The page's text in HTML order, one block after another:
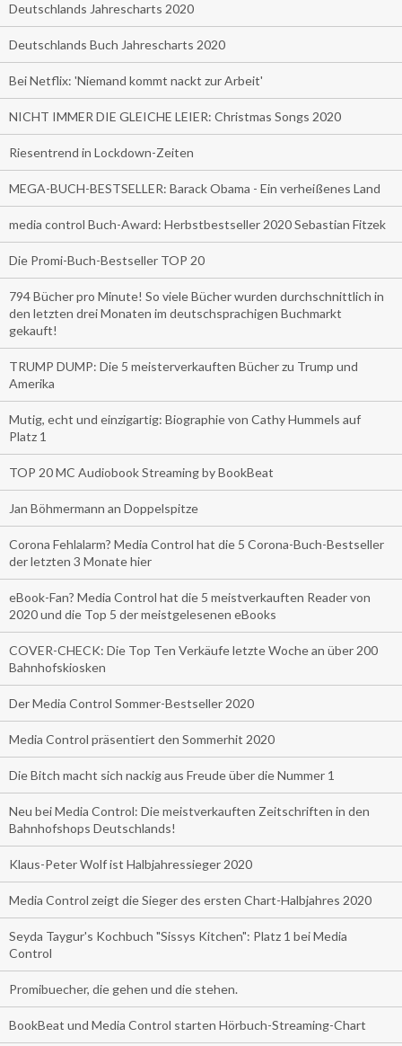
Deutschlands Jahrescharts 2020
Deutschlands Buch Jahrescharts 2020
Bei Netflix: 'Niemand kommt nackt zur Arbeit'
NICHT IMMER DIE GLEICHE LEIER: Christmas Songs 2020
Riesentrend in Lockdown-Zeiten
MEGA-BUCH-BESTSELLER: Barack Obama - Ein verheißenes Land
media control Buch-Award: Herbstbestseller 2020 Sebastian Fitzek
Die Promi-Buch-Bestseller TOP 20
794 Bücher pro Minute! So viele Bücher wurden durchschnittlich in
den letzten drei Monaten im deutschsprachigen Buchmarkt
gekauft!
TRUMP DUMP: Die 5 meisterverkauften Bücher zu Trump und
Amerika
Mutig, echt und einzigartig: Biographie von Cathy Hummels auf
Platz 1
TOP 20 MC Audiobook Streaming by BookBeat
Jan Böhmermann an Doppelspitze
Corona Fehlalarm? Media Control hat die 5 Corona-Buch-Bestseller
der letzten 3 Monate hier
eBook-Fan? Media Control hat die 5 meistverkauften Reader von
2020 und die Top 5 der meistgelesenen eBooks
COVER-CHECK: Die Top Ten Verkäufe letzte Woche an über 200
Bahnhofskiosken
Der Media Control Sommer-Bestseller 2020
Media Control präsentiert den Sommerhit 2020
Die Bitch macht sich nackig aus Freude über die Nummer 1
Neu bei Media Control: Die meistverkauften Zeitschriften in den
Bahnhofshops Deutschlands!
Klaus-Peter Wolf ist Halbjahressieger 2020
Media Control zeigt die Sieger des ersten Chart-Halbjahres 2020
Seyda Taygur's Kochbuch "Sissys Kitchen": Platz 1 bei Media
Control
Promibuecher, die gehen und die stehen.
BookBeat und Media Control starten Hörbuch-Streaming-Chart